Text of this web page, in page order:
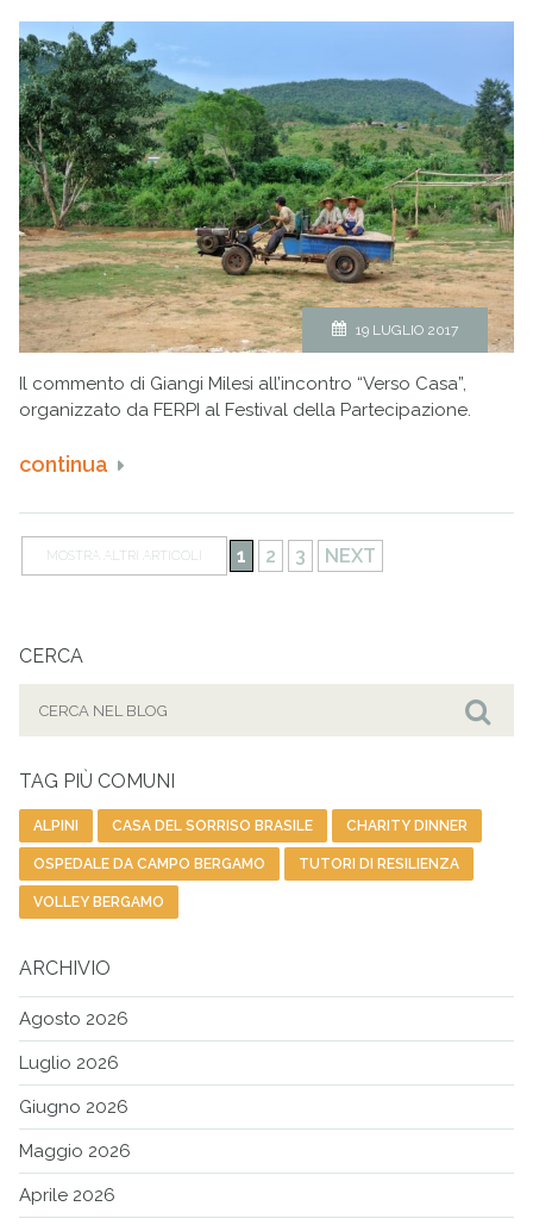
19 LUGLIO 2017
Il commento di Giangi Milesi all’incontro “Verso Casa”,
organizzato da FERPI al Festival della Partecipazione.
continua
MOSTRA ALTRI ARTICOLI 1 2 3 NEXT
CERCA
TAG PIÙ COMUNI
ALPINI CASA DEL SORRISO BRASILE CHARITY DINNER
OSPEDALE DA CAMPO BERGAMO TUTORI DI RESILIENZA
VOLLEY BERGAMO
ARCHIVIO
Agosto 2026
Luglio 2026
Giugno 2026
Maggio 2026
Aprile 2026